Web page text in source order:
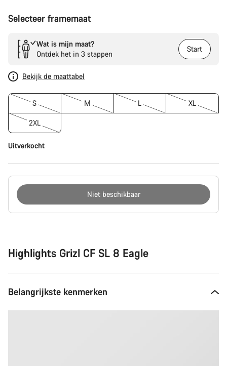
Selecteer framemaat
Wat is mijn maat?
Ontdek het in 3 stappen
Start
Bekijk de maattabel
S M L XL
2XL
Uitverkocht
Niet beschikbaar
kopen
Highlights Grizl CF SL 8 Eagle
Belangrijkste kenmerken